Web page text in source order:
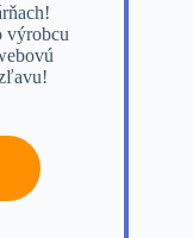
výrobcu